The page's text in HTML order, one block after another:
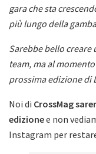
gara che sta
più lungo della
Sarebbe bello
team, ma al
prossima edizione di
Noi di CrossMag
edizionee non
Instagram per